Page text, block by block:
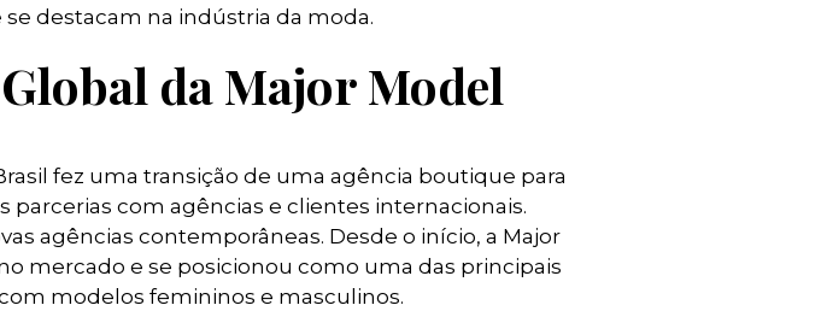
destacam na indústria da moda.
da Major Model
fez uma transição de uma agência boutique para
parcerias com agências e clientes internacionais.
agências contemporâneas. Desde o início, a Major
mercado e se posicionou como uma das principais
modelos femininos e masculinos.